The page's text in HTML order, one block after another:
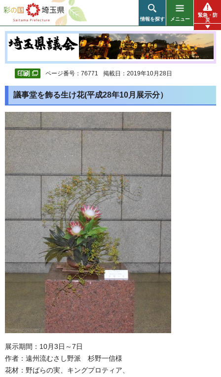
彩の国 埼玉県
情報を探す メニュー
緊急・防
災
ページ番号：76771 掲載日：2019年10月28日
議事堂を飾る生け花(平成28年10月展示分）
展示期間：10月3日～7日
作者：遠州流むさし野派 杉野一信様
花材：野ばらの実、キングプロティア、